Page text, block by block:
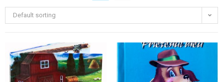
Default sorting